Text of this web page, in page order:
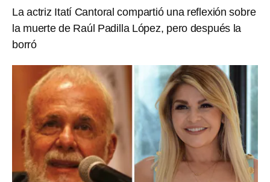
La actriz Itatí Cantoral compartió una reflexión sobre
la muerte de Raúl Padilla López, pero después la
borró